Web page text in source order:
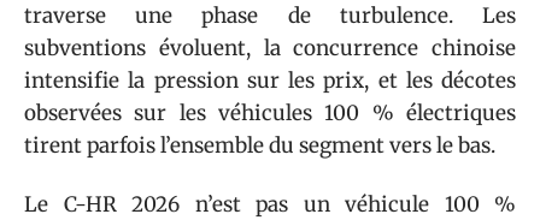
traverse une phase de turbulence. Les
subventions évoluent, la concurrence chinoise
intensifie la pression sur les prix, et les décotes
observées sur les véhicules 100 % électriques
tirent parfois l’ensemble du segment vers le bas.
Le C-HR 2026 n’est pas un véhicule 100 %